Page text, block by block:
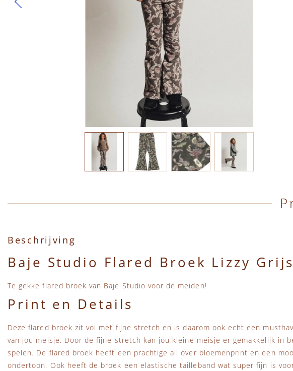
Beschrijving
Baje Studio Flared Broek Lizzy Grijs
Te gekke flared broek van Baje Studio voor de meiden!
Print en Details
Deze flared broek zit vol met fijne stretch en is daarom ook echt een
van jou meisje. Door de fijne stretch kan jou kleine meisje er gemakkelijk in
spelen. De flared broek heeft een prachtige all over bloemenprint en een
ondertoon. Ook heeft de broek een elastische tailleband wat super fijn is